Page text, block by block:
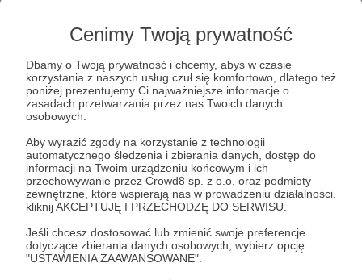
Cenimy Twoją prywatność
Dbamy o Twoją prywatność i chcemy, abyś w czasie
korzystania z naszych usług czuł się komfortowo, dlatego też
poniżej prezentujemy Ci najważniejsze informacje o
zasadach przetwarzania przez nas Twoich danych
osobowych.
Aby wyrazić zgody na korzystanie z technologii
automatycznego śledzenia i zbierania danych, dostęp do
informacji na Twoim urządzeniu końcowym i ich
przechowywanie przez Crowd8 sp. z o.o. oraz podmioty
zewnętrzne, które wspierają nas w prowadzeniu działalności,
kliknij AKCEPTUJĘ I PRZECHODZĘ DO SERWISU.
Jeśli chcesz dostosować lub zmienić swoje preferencje
dotyczące zbierania danych osobowych, wybierz opcję
"USTAWIENIA ZAAWANSOWANE".
serce me radą wielką napełnione, a duch mój
weseli się, bo oto wsparcie Twe stało się
fundamentem pod me nowe dzieła.
Niechaj w całej krainie, od krańców wschodu po
zachód, o Twej dobroci rozpowiadają, a imię
Twoje niechaj na ustach ludu pracującego
spoczywa! Ja zaś, uniżony rzemieślnik, do końca
dni swoich tę hojność w pamięci zachowam.
Twój sługa wdzięczny i po wsze czasy oddany